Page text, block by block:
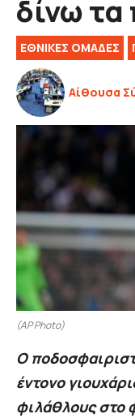
δίνω τα
ΕΘΝΙΚΈΣ ΟΜΆΔΕΣ
Αίθουσα
(AP Photo)
Ο
έντονο
φιλάθλους στο